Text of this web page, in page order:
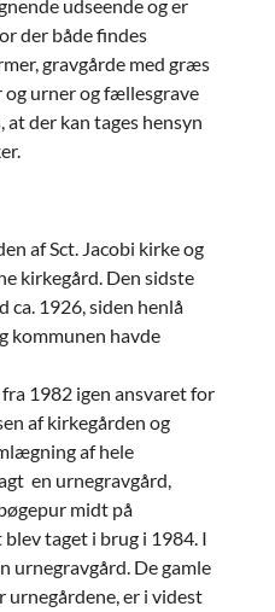
udseende og er
der både findes
gravgårde med græs
urner og fællesgrave
at der kan tages hensyn
af Sct. Jacobi kirke og
kirkegård. Den sidste
ca. 1926, siden henlå
kommunen havde
1982 igen ansvaret for
af kirkegården og
af hele
en urnegravgård,
midt på
taget i brug i 1984. I
urnegravgård. De gamle
urnegårdene, er i videst